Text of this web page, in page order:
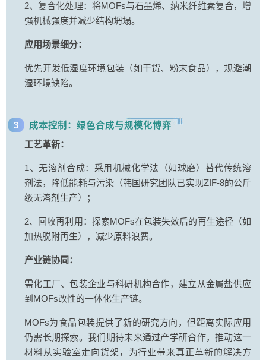
2、复合化处理：将MOFs与石墨烯、纳米纤维素复合，增
强机械强度并减少结构坍塌。
应用场景细分：
优先开发低湿度环境包装（如干货、粉末食品），规避潮
湿环境缺陷。
3
成本控制：绿色合成与规模化博弈
工艺革新：
1、无溶剂合成：采用机械化学法（如球磨）替代传统溶
剂法，降低能耗与污染（韩国研究团队已实现ZIF-8的公斤
级无溶剂生产）；
2、回收再利用：探索MOFs在包装失效后的再生途径（如
加热脱附再生），减少原料浪费。
产业链协同：
需化工厂、包装企业与科研机构合作，建立从金属盐供应
到MOFs改性的一体化生产链。
MOFs为食品包装提供了新的研究方向，但距离实际应用
仍需长期探索。我们期待未来通过产学研合作，推动这一
材料从实验室走向货架，为行业带来真正革新的解决方